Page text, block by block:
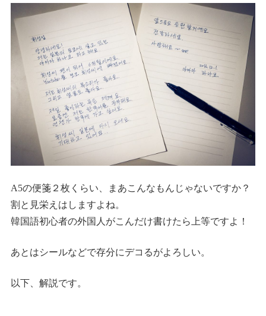
A5の便箋２枚くらい、まあこんなもんじゃないですか？
割と見栄えはしますよね。
韓国語初心者の外国人がこんだけ書けたら上等ですよ！
あとはシールなどで存分にデコるがよろしい。
以下、解説です。